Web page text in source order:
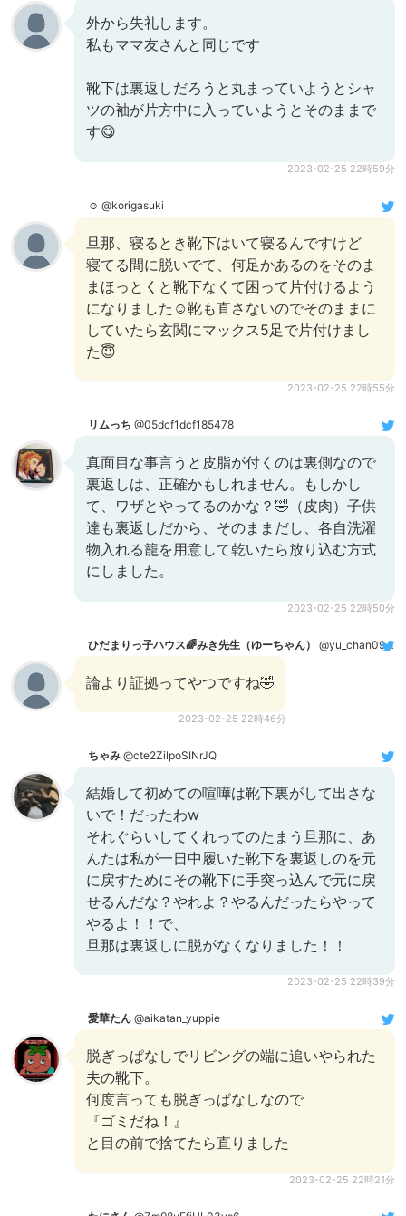
外から失礼します。
私もママ友さんと同じです
靴下は裏返しだろうと丸まっていようとシャ
ツの袖が片方中に入っていようとそのままで
す😋
2023-02-25 22時59分
☺︎ @korigasuki
旦那、寝るとき靴下はいて寝るんですけど
寝てる間に脱いでて、何足かあるのをそのま
まほっとくと靴下なくて困って片付けるよう
になりました☺️靴も直さないのでそのままに
していたら玄関にマックス5足で片付けまし
た😇
2023-02-25 22時55分
リムっち @05dcf1dcf185478
真面目な事言うと皮脂が付くのは裏側なので
裏返しは、正確かもしれません。もしかし
て、ワザとやってるのかな？🤣（皮肉）子供
達も裏返しだから、そのままだし、各自洗濯
物入れる籠を用意して乾いたら放り込む方式
にしました。
2023-02-25 22時50分
ひだまりっ子ハウス🌈みき先生（ゆーちゃん） @yu_chan0908
論より証拠ってやつですね🤣
2023-02-25 22時46分
ちゃみ @cte2ZilpoSINrJQ
結婚して初めての喧嘩は靴下裏がして出さな
いで！だったわw
それぐらいしてくれってのたまう旦那に、あ
んたは私が一日中履いた靴下を裏返しのを元
に戻すためにその靴下に手突っ込んで元に戻
せるんだな？やれよ？やるんだったらやって
やるよ！！で、
旦那は裏返しに脱がなくなりました！！
2023-02-25 22時39分
愛華たん @aikatan_yuppie
脱ぎっぱなしでリビングの端に追いやられた
夫の靴下。
何度言っても脱ぎっぱなしなので
『ゴミだね！』
と目の前で捨てたら直りました
2023-02-25 22時21分